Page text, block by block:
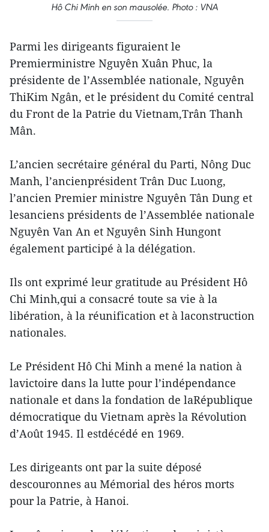
Hô Chi Minh en son mausolée. Photo : VNA
Parmi les dirigeants figuraient le
Premierministre Nguyên Xuân Phuc, la
présidente de l’Assemblée nationale, Nguyên
ThiKim Ngân, et le président du Comité central
du Front de la Patrie du Vietnam,Trân Thanh
Mân.
L’ancien secrétaire général du Parti, Nông Duc
Manh, l’ancienprésident Trân Duc Luong,
l’ancien Premier ministre Nguyên Tân Dung et
lesanciens présidents de l’Assemblée nationale
Nguyên Van An et Nguyên Sinh Hungont
également participé à la délégation.
Ils ont exprimé leur gratitude au Président Hô
Chi Minh,qui a consacré toute sa vie à la
libération, à la réunification et à laconstruction
nationales.
Le Président Hô Chi Minh a mené la nation à
lavictoire dans la lutte pour l’indépendance
nationale et dans la fondation de laRépublique
démocratique du Vietnam après la Révolution
d’Août 1945. Il estdécédé en 1969.
Les dirigeants ont par la suite déposé
descouronnes au Mémorial des héros morts
pour la Patrie, à Hanoi.